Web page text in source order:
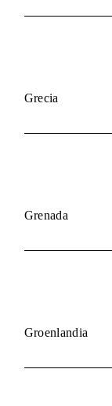
Grecia
Grenada
Groenlandia